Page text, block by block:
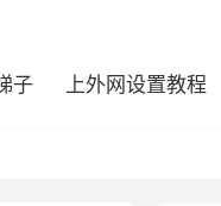
子 上外网设置教程